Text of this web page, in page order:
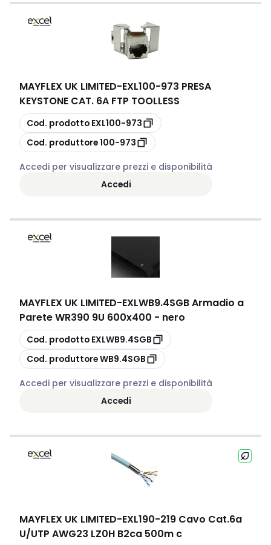
MAYFLEX UK LIMITED-EXL100-973 PRESA
KEYSTONE CAT. 6A FTP TOOLLESS
copia
Cod. prodotto EXL100-973
copia
Cod. produttore100-973
Accedi per visualizzare prezzi e disponibilità
Accedi
MAYFLEX UK LIMITED-EXLWB9.4SGB Armadio a
Parete WR390 9U 600x400 - nero
copia
Cod. prodotto EXLWB9.4SGB
copia
Cod. produttoreWB9.4SGB
Accedi per visualizzare prezzi e disponibilità
Accedi
MAYFLEX UK LIMITED-EXL190-219 Cavo Cat.6a
U/UTP AWG23 LZ0H B2ca 500m c